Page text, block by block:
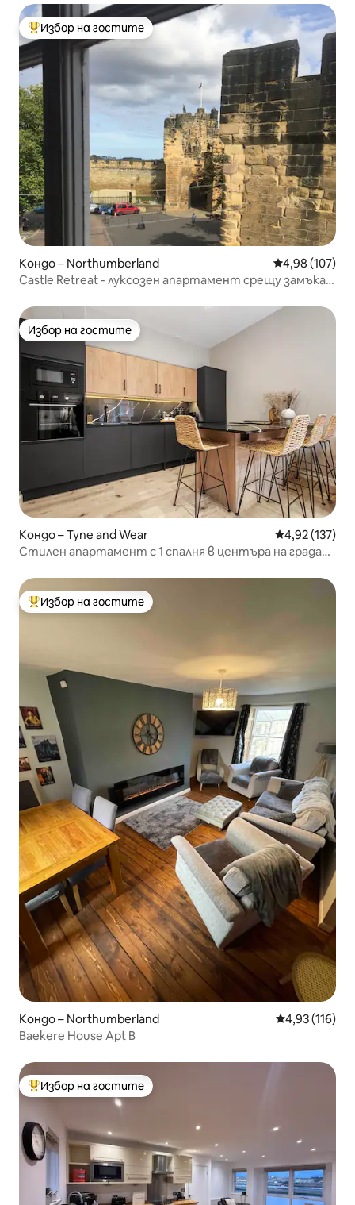
Най-популярен избор на гостите
Избор на гостите
Кондо – Northumberland Средна
4,98 (107)
Castle Retreat - луксозен апартамент срещу замъка
Избор на гостите
Избор на гостите
Кондо – Tyne and Wear Средна
4,92 (137)
Стилен апартамент с 1 спалня в центъра на града
Най-популярен избор на гостите
Избор на гостите
Кондо – Northumberland Средна
4,93 (116)
Baekere House Apt B
Най-популярен избор на гостите
Избор на гостите